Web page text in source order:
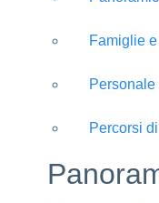
Famiglie
Percorsi